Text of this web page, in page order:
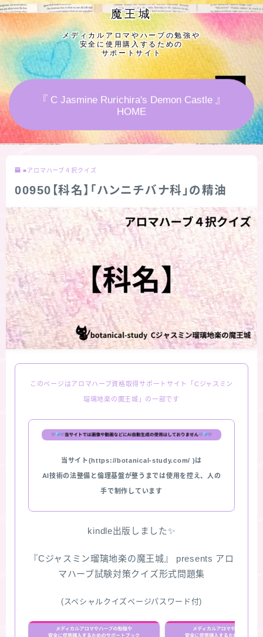
Cジャスミン瑠璃地楽の主な活動先リンク集
プロフィール
アロマハーブアンケート
おすすめ商品＆レビュー
★スペシャルアロマハーブ４択クイズ (kindle出
お問い合わせ
サイトマップ
魔王城
メディカルアロマやハーブの勉強や
安全に使用購入するための
サポートサイト
『 C Jasmine Rurichira's Demon Castle 』
HOME
■アロマハーブ４択クイズ
00950【科名】「ハンニチバナ科」の精油
このページはアロマハーブ資格取得サポートサイト「Cジャスミン
瑠璃地楽の魔王城」の一部です
当サイト(https://botanical-study.com/ )は
AI技術の法整備と倫理基盤が整うまでは使用を控え、人の
手で制作しています
kindle出版しました✨
『Cジャスミン瑠璃地楽の魔王城』 presents アロ
マハーブ試験対策クイズ形式問題集
(スペシャルクイズページパスワード付)